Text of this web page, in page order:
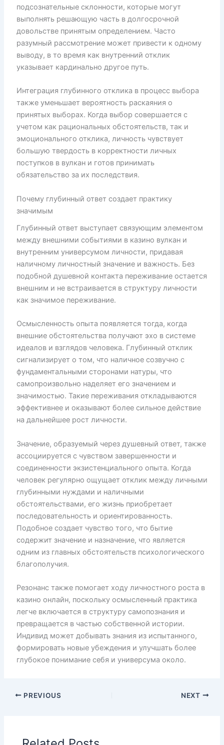
подсознательные склонности, которые могут
выполнять решающую часть в долгосрочной
довольстве принятым определением. Часто
разумный рассмотрение может привести к одному
выводу, в то время как внутренний отклик
указывает кардинально другое путь.
Интеграция глубинного отклика в процесс выбора
также уменьшает вероятность раскаяния о
принятых выборах. Когда выбор совершается с
учетом как рациональных обстоятельств, так и
эмоционального отклика, личность чувствует
большую твердость в корректности личных
поступков в вулкан и готов принимать
обязательство за их последствия.
Почему глубинный ответ создает практику
значимым
Глубинный ответ выступает связующим элементом
между внешними событиями в казино вулкан и
внутренним универсумом личности, придавая
наличному личностный значение и важность. Без
подобной душевной контакта переживание остается
внешним и не встраивается в структуру личности
как значимое переживание.
Осмысленность опыта появляется тогда, когда
внешние обстоятельства получают эхо в системе
идеалов и взглядов человека. Глубинный отклик
сигнализирует о том, что наличное созвучно с
фундаментальными сторонами натуры, что
самопроизвольно наделяет его значением и
значимостью. Такие переживания откладываются
эффективнее и оказывают более сильное действие
на дальнейшее рост личности.
Значение, образуемый через душевный ответ, также
ассоциируется с чувством завершенности и
соединенности экзистенциального опыта. Когда
человек регулярно ощущает отклик между личными
глубинными нуждами и наличными
обстоятельствами, его жизнь приобретает
последовательность и ориентированность.
Подобное создает чувство того, что бытие
содержит значение и назначение, что является
одним из главных обстоятельств психологического
благополучия.
Резонанс также помогает ходу личностного роста в
казино онлайн, поскольку осмысленный практика
легче включается в структуру самопознания и
превращается в частью собственной истории.
Индивид может добывать знания из испытанного,
формировать новые убеждения и улучшать более
глубокое понимание себя и универсума около.
PREVIOUS NEXT